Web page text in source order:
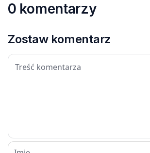
0 komentarzy
Zostaw komentarz